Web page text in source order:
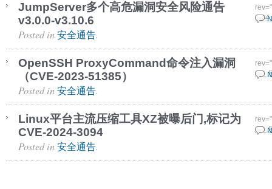
JumpServer多个高危漏洞安全风险通告
v3.0.0-v3.10.6
12 4
Posted in 安全通告.
OpenSSH ProxyCommand命令注入漏洞
（CVE-2023-51385）
1 4
Posted in 安全通告.
Linux平台主流压缩工具XZ被曝后门,标记为
CVE-2024-3094
1 4
Posted in 安全通告.